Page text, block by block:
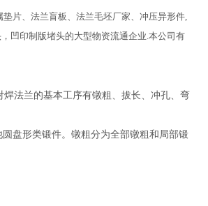
片、法兰盲板、法兰毛坯厂家、冲压异形件,
凹印制版堵头的大型物资流通企业.本公司有
法兰的基本工序有镦粗、拔长、冲孔、弯
盘形类锻件。镦粗分为全部镦粗和局部锻